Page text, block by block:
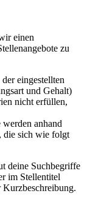
einen
zu
eingestellten
und Gehalt)
nicht erfüllen,
anhand
die sich wie folgt
deine Suchbegriffe
im Stellentitel